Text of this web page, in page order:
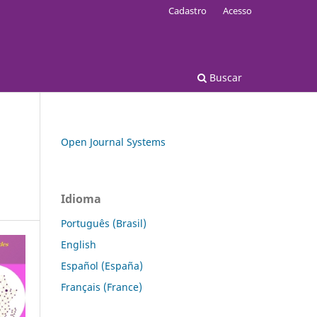
Buscar
Cadastro Acesso
Open Journal Systems
Idioma
Português (Brasil)
English
Español (España)
Français (France)